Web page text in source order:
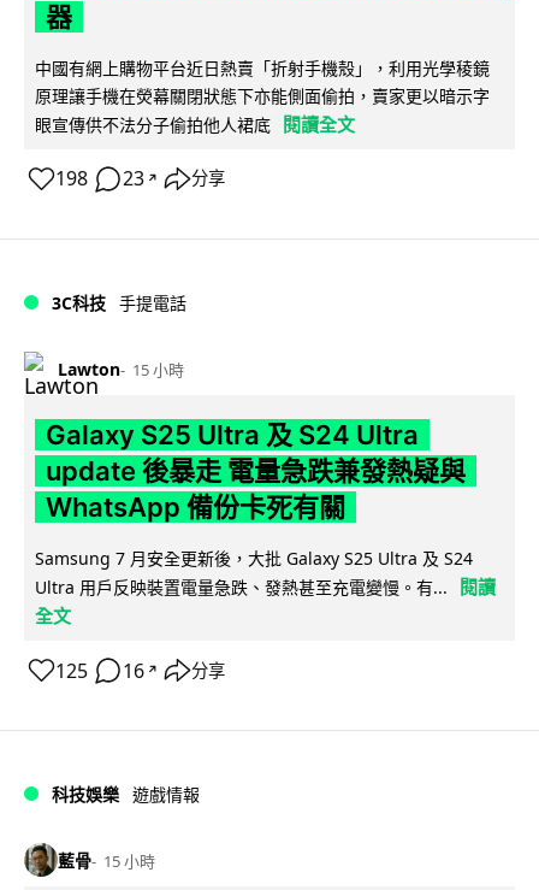
器
中國有網上購物平台近日熱賣「折射手機殼」，利用光學稜鏡
原理讓手機在熒幕關閉狀態下亦能側面偷拍，賣家更以暗示字
眼宣傳供不法分子偷拍他人裙底
閱讀全文
198 23 ↗ 分享
3C科技 手提電話
Lawton 15 小時
Galaxy S25 Ultra 及 S24 Ultra
update 後暴走 電量急跌兼發熱疑與
WhatsApp 備份卡死有關
Samsung 7 月安全更新後，大批 Galaxy S25 Ultra 及 S24
Ultra 用戶反映裝置電量急跌、發熱甚至充電變慢。有...
閱讀
全文
125 16 ↗ 分享
科技娛樂 遊戲情報
藍骨 15 小時